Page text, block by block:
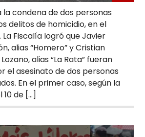
la condena de dos personas
delitos de homicidio, en el
Fiscalía logró que Javier
alias “Homero” y Cristian
alias “La Rata” fueran
el asesinato de dos personas
En el primer caso, según la
10 de […]